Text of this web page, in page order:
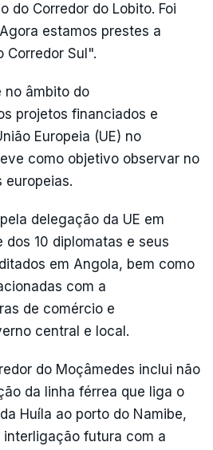
do Corredor do Lobito. Foi
estamos prestes a
Corredor Sul".
no âmbito do
projetos financiados e
Europeia (UE) no
como objetivo observar no
europeias.
delegação da UE em
10 diplomatas e seus
em Angola, bem como
com a
de comércio e
central e local.
do Moçâmedes inclui não
da linha férrea que liga o
Huíla ao porto do Namibe,
futura com a